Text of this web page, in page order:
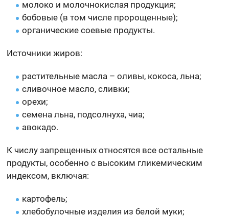
молоко и молочнокислая продукция;
бобовые (в том числе пророщенные);
органические соевые продукты.
Источники жиров:
растительные масла – оливы, кокоса, льна;
сливочное масло, сливки;
орехи;
семена льна, подсолнуха, чиа;
авокадо.
К числу запрещенных относятся все остальные
продукты, особенно с высоким гликемическим
индексом, включая:
картофель;
хлебобулочные изделия из белой муки;